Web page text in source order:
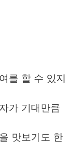
를 할 수 있지
가 기대만큼
맛보기도 한